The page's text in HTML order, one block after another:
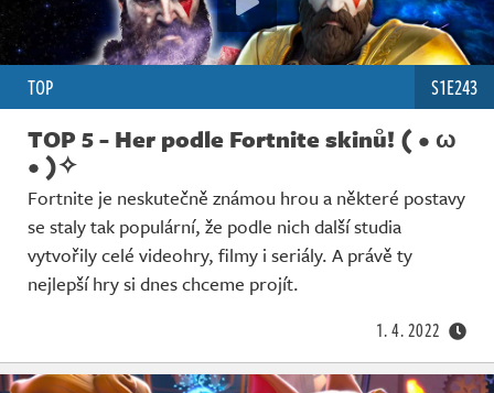
TOP S1E243
TOP 5 - Her podle Fortnite skinů! ( • ω
• )✧
Fortnite je neskutečně známou hrou a některé postavy
se staly tak populární, že podle nich další studia
vytvořily celé videohry, filmy i seriály. A právě ty
nejlepší hry si dnes chceme projít.
1. 4. 2022